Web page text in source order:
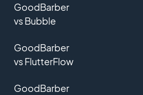
GoodBarber
vs Bubble
GoodBarber
vs FlutterFlow
GoodBarber